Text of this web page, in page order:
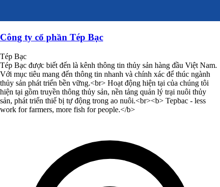
Công ty cổ phần Tép Bạc
Tép Bạc
Tép Bạc được biết đến là kênh thông tin thủy sản hàng đầu Việt Nam.
Với mục tiêu mang đến thông tin nhanh và chính xác để thúc ngành
thủy sản phát triển bền vững.<br> Hoạt động hiện tại của chúng tôi
hiện tại gồm truyền thông thủy sản, nền tảng quản lý trại nuôi thủy
sản, phát triển thiế bị tự động trong ao nuôi.<br><b> Tepbac - less
work for farmers, more fish for people.</b>